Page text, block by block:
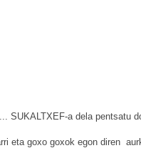
SUKALTXEF-a dela pentsatu
eta goxo goxok egon diren